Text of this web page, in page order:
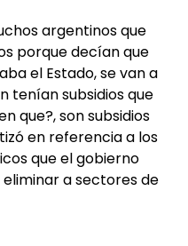
argentinos que
porque decían que
el Estado, se van a
tenían subsidios que
que?, son subsidios
en referencia a los
que el gobierno
a sectores de